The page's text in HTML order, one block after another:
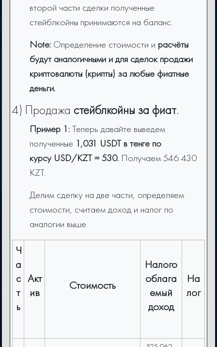
второй части сделки полученные
стейблкойны принимаются на баланс.
Note: Определение стоимости и расчёты
будут аналогичными и для сделок продажи
криптовалюты (крипты) за любые фиатные
деньги.
4) Продажа стейблкойны за фиат.
Пример 1:Теперь давайте выведем
полученные 1,031 USDT в тенге по
курсу USD/KZT = 530. Получаем 546 430
KZT.
Делим сделку на две части, определяем
стоимости, считаем доход и налог по
аналогии выше.
Ч
а
с
т
ь
Акт
ив
Стоимость
Налого
облага
емый
доход
На
лог